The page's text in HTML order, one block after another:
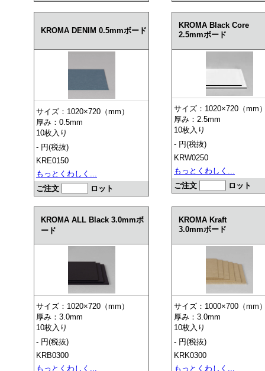
KROMA DENIM 0.5mmボード
サイズ：1020×720（mm）
厚み：0.5mm
10枚入り
- 円(税抜)
KRE0150
もっとくわしく...
ご注文
ロット
KROMA Black Core
2.5mmボード
サイズ：1020×720（mm
厚み：2.5mm
10枚入り
- 円(税抜)
KRW0250
もっとくわしく...
ご注文
ロット
KROMA ALL Black 3.0mmボ
ード
サイズ：1020×720（mm）
厚み：3.0mm
10枚入り
- 円(税抜)
KRB0300
もっとくわしく...
KROMA Kraft
3.0mmボード
サイズ：1000×700（mm
厚み：3.0mm
10枚入り
- 円(税抜)
KRK0300
もっとくわしく...